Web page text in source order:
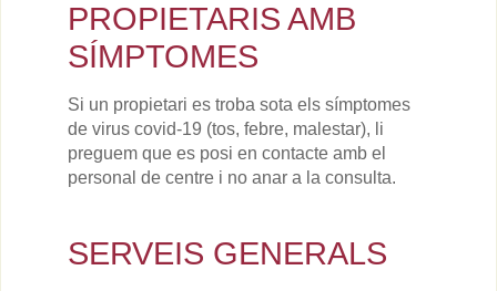
PROPIETARIS AMB
SÍMPTOMES
Si un propietari es troba sota els símptomes
de virus covid-19 (tos, febre, malestar), li
preguem que es posi en contacte amb el
personal de centre i no anar a la consulta.
SERVEIS GENERALS